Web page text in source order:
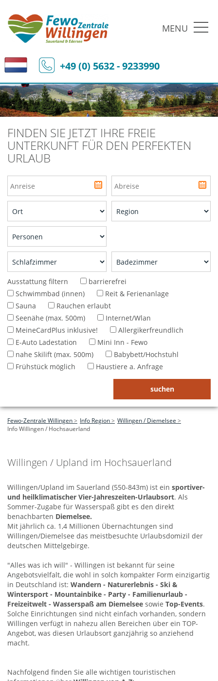
MENU
+49 (0) 5632 - 9233990
FINDEN SIE JETZT IHRE FREIE
UNTERKUNFT FÜR DEN PERFEKTEN
URLAUB
Ausstattung filtern
barrierefrei
Schwimmbad (innen)
Reit & Ferienanlage
Sauna
Rauchen erlaubt
Seenähe (max. 500m)
Internet/Wlan
MeineCardPlus inklusive!
Allergikerfreundlich
E-Auto Ladestation
Mini Inn - Fewo
nahe Skilift (max. 500m)
Babybett/Hochstuhl
Frühstück möglich
Haustiere a. Anfrage
Fewo-Zentrale Willingen Info Region
Willingen / Diemelsee
Info Willingen / Hochsauerland
Willingen / Upland im Hochsauerland
Willingen/Upland im Sauerland (550-843m) ist ein sportiver-
und heilklimatischer Vier-Jahreszeiten-Urlaubsort. Als
Sommer-Zugabe für Wasserspaß gibt es den direkt
benachbarten Diemelsee.
Mit jährlich ca. 1,4 Millionen Übernachtungen sind
Willingen/Diemelsee das meistbesuchte Urlaubsdomizil der
deutschen Mittelgebirge.
"Alles was ich will" - Willingen ist bekannt für seine
Angebotsvielfalt, die wohl in solch kompakter Form einzigartig
in Deutschland ist: Wandern - Naturerlebnis - Ski &
Wintersport - Mountainbike - Party - Familienurlaub -
Freizeitwelt - Wasserspaß am Diemelsee sowie Top-Events.
Solche Einrichtungen sind nicht einfach vorhanden, sondern
Willingen verfügt in nahezu allen Bereichen über ein TOP-
Angebot, was diesen Urlaubsort ganzjährig so anziehend
macht.
Nachfolgend finden Sie alle wichtigen touristischen